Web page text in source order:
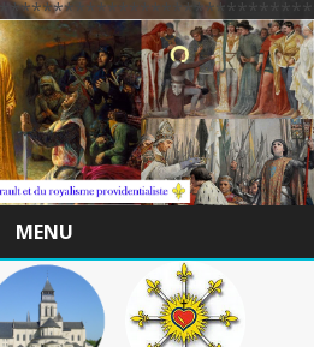
MENU
Skip
to
content